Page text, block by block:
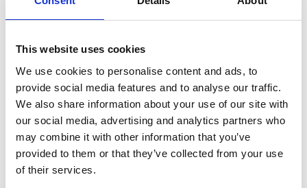
This website uses cookies
We use cookies to personalise content and ads, to
provide social media features and to analyse our traffic.
We also share information about your use of our site with
our social media, advertising and analytics partners who
may combine it with other information that you’ve
provided to them or that they’ve collected from your use
of their services.
Pro Bowers & Wilkins Trekhaak
Transmissie Automaat
Tellerstand 56.155 KM
Aantal versnellingen 8
Bouwjaar